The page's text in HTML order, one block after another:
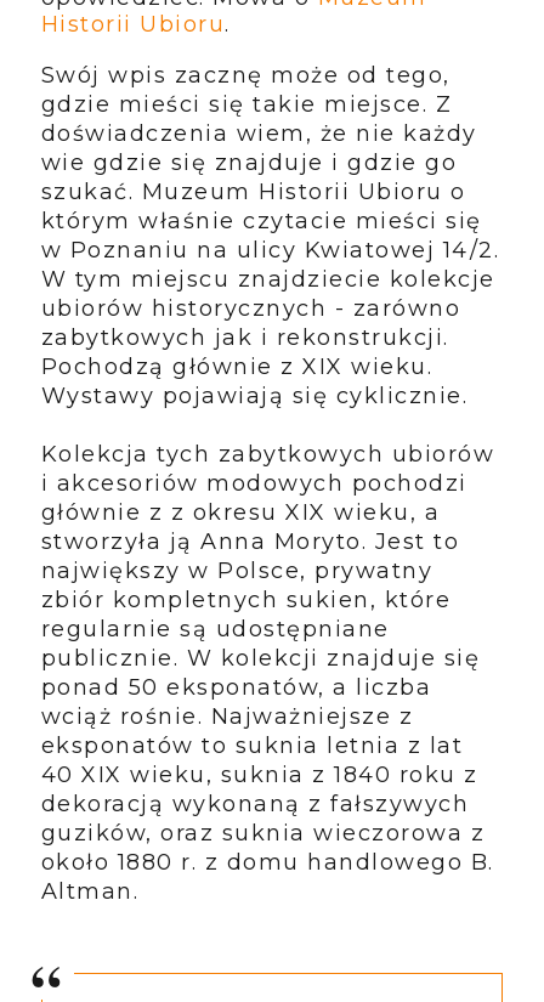
Historii Ubioru.
Swój wpis zacznę może od tego,
gdzie mieści się takie miejsce. Z
doświadczenia wiem, że nie każdy
wie gdzie się znajduje i gdzie go
szukać. Muzeum Historii Ubioru o
którym właśnie czytacie mieści się
w Poznaniu na ulicy Kwiatowej 14/2.
W tym miejscu znajdziecie kolekcje
ubiorów historycznych - zarówno
zabytkowych jak i rekonstrukcji.
Pochodzą głównie z XIX wieku.
Wystawy pojawiają się cyklicznie.
Kolekcja tych zabytkowych ubiorów
i akcesoriów modowych pochodzi
głównie z z okresu XIX wieku, a
stworzyła ją Anna Moryto. Jest to
największy w Polsce, prywatny
zbiór kompletnych sukien, które
regularnie są udostępniane
publicznie. W kolekcji znajduje się
ponad 50 eksponatów, a liczba
wciąż rośnie. Najważniejsze z
eksponatów to suknia letnia z lat
40 XIX wieku, suknia z 1840 roku z
dekoracją wykonaną z fałszywych
guzików,oraz suknia wieczorowa z
około 1880 r. z domu handlowego B.
Altman.